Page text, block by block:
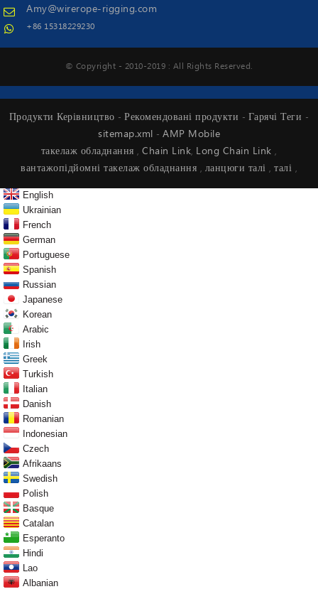
Amy@wirerope-rigging.com
+86 15318229230
© Copyright - 2010-2019 : All Rights Reserved.
Продукти Керівництво -Рекомендовані продукти - Гарячі Теги -
sitemap.xml - AMP Mobile
такелаж обладнання , Chain Link, Long Chain Link ,
вантажопідйомні такелаж обладнання , ланцюги талі , талі ,
English
Ukrainian
French
German
Portuguese
Spanish
Russian
Japanese
Korean
Arabic
Irish
Greek
Turkish
Italian
Danish
Romanian
Indonesian
Czech
Afrikaans
Swedish
Polish
Basque
Catalan
Esperanto
Hindi
Lao
Albanian